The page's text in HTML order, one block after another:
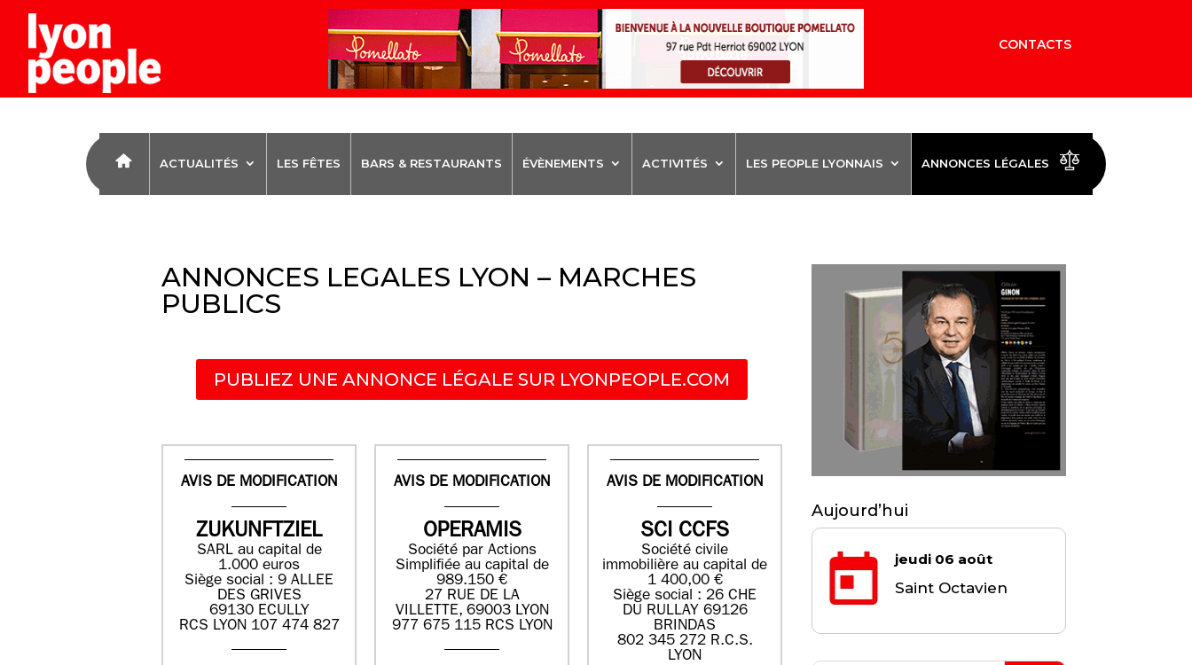
CONTACTS
ACTUALITÉS LES FÊTES BARS & RESTAURANTS ÉVÈNEMENTS ACTIVITÉS LES PEOPLE LYONNAIS ANNONCES LÉGALES
ANNONCES LEGALES LYON – MARCHES
PUBLICS
PUBLIEZ UNE ANNONCE LÉGALE SUR LYONPEOPLE.COM
AVIS DE MODIFICATION
ZUKUNFTZIEL
SARL au capital de
1.000 euros
Siège social : 9 ALLEE
DES GRIVES
69130 ECULLY
RCS LYON 107 474 827
AVIS DE MODIFICATION
OPERAMIS
Société par Actions
Simplifiée au capital de
989.150 €
27 RUE DE LA
VILLETTE, 69003 LYON
977 675 115 RCS LYON
AVIS DE MODIFICATION
SCI CCFS
Société civile
immobilière au capital de
1 400,00 €
Siège social : 26 CHE
DU RULLAY 69126
BRINDAS
802 345 272 R.C.S.
LYON
Aujourd’hui
jeudi 06 août
Saint Octavien